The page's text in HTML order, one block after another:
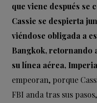
que viene después se
Cassie se despierta
viéndose obligada a
Bangkok, retornando
su línea aérea,
empeoran, porque
FBI anda tras sus